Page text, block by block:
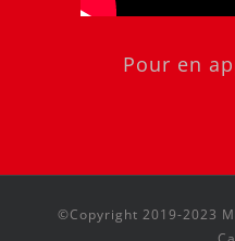
Pour en
©Copyright 2019-2023